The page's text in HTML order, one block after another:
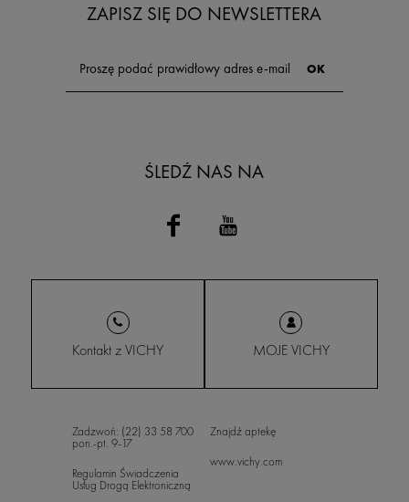
ZAPISZ SIĘ DO NEWSLETTERA
ŚLEDŹ NAS NA
Kontakt z VICHY MOJE VICHY
Zadzwoń: (22) 33 58 700
pon.-pt. 9-17
Regulamin Świadczenia
Usług Drogą Elektroniczną
Znajdź aptekę
www.vichy.com